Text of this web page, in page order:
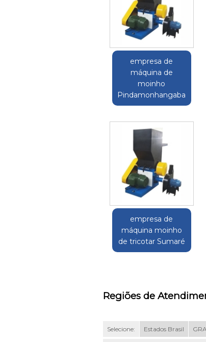
empresa de
máquina de
moinho
Pindamonhangaba
empresa de
máquina moinho
de tricotar Sumaré
Regiões de
Selecione: Estados Brasil